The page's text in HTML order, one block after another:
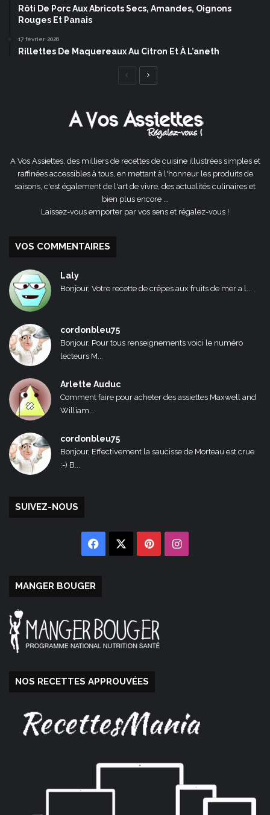
Rôti De Porc Aux Abricots Secs, Amandes, Oignons
Rouges Et Panais
17 février 2026
Rillettes De Maquereaux Au Citron Et À L’aneth
Page
A Vos Assiettes, des milliers de recettes de cuisine illustrées simples et
raffinées accessibles à tous, en mettant à l'honneur les produits de
saisons, c'est également de l'art de vivre, des actualités culinaires et
bien plus encore ...
Laissez-vous emporter par vos sens et régalez-vous !
VOS COMMENTAIRES
Laly
Bonjour, Votre recette de crêpes aux fruits de mer a l...
cordonbleu75
Bonjour, Pour tous renseignements voici le numéro
lecteurs M...
Arlette Auduc
Comment faire pour acheter des assiettes Maxwell and
William...
cordonbleu75
Bonjour, Effectivement la saucisse de Morteau est crue
:-) B...
SUIVEZ-NOUS
Facebook PinterestInstagram
MANGER BOUGER
NOS RECETTES APPROUVÉES